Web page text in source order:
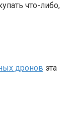
что-либо,
дронов эта